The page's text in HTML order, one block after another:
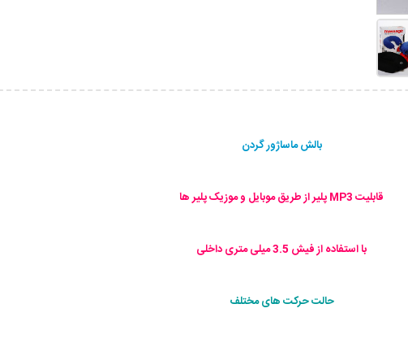
بالش ماساژور گردن
قابلیت MP3 پلیر از طریق موبایل و موزیک پلیر ها
با استفاده از فیش 3.5 میلی متری داخلی
حالت حرکت های مختلف